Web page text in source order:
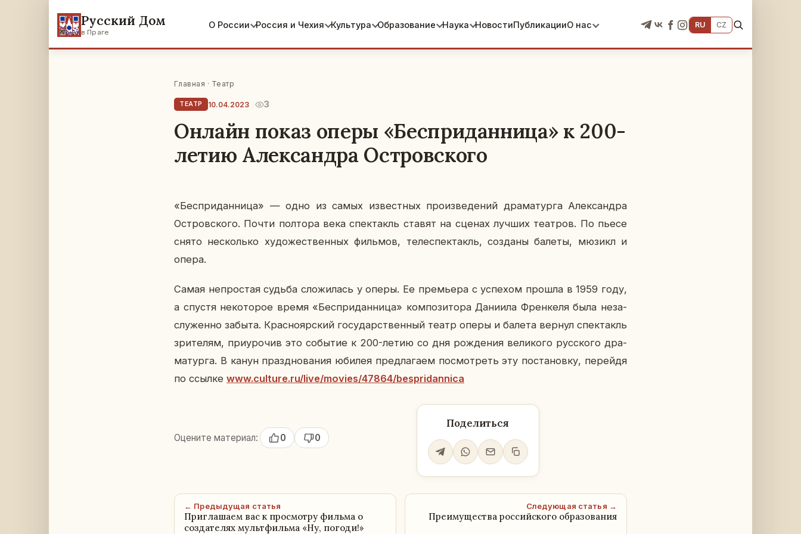
Русский Дом
в Праге
О России Россия и Чехия Культура Образование Наука НовостиПубликацииО нас RU CZ
Главная · Театр
ТЕАТР 10.04.2023 3
Онлайн показ оперы «Бесприданница» к 200-
летию Александра Островского
«Бес­при­дан­ни­ца» — одно из самых из­вест­ных про­из­ве­де­ний дра­ма­тур­га Алек­сандра
Ост­ров­ско­го. Почти пол­то­ра века спек­такль ставят на сценах лучших те­ат­ров. По пьесе
снято несколь­ко ху­до­же­ствен­ных филь­мов, те­ле­спек­такль, со­зда­ны балеты, мюзикл и
опера.
Самая непро­стая судьба сло­жи­лась у оперы. Ее пре­мье­ра с успе­хом прошла в 1959 году,
а спустя неко­то­рое время «Бес­при­дан­ни­ца» ком­по­зи­то­ра Да­ни­и­ла Френ­ке­ля была неза­
слу­жен­но забыта. Крас­но­яр­ский го­су­дар­ствен­ный театр оперы и балета вернул спек­такль
зри­те­лям, при­уро­чив это со­бы­тие к 200-летию со дня рож­де­ния ве­ли­ко­го рус­ско­го дра­
ма­тур­га. В канун празд­но­ва­ния юбилея пред­ла­га­ем по­смот­реть эту по­ста­нов­ку, пе­рей­дя
по ссылке www.culture.ru/live/movies/47864/bespridannica
Оцените материал: 0 0
Поделиться
← Предыдущая статья
Приглашаем вас к просмотру фильма о
создателях мультфильма «Ну, погоди!»
Следующая статья →
Преимущества российского образования